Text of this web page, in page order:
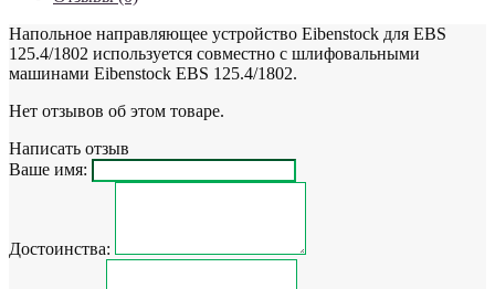
Напольное направляющее устройство Eibenstock для EBS
125.4/1802 используется совместно с шлифовальными
машинами Eibenstock EBS 125.4/1802.
Нет отзывов об этом товаре.
Написать отзыв
Ваше имя:
Достоинства: